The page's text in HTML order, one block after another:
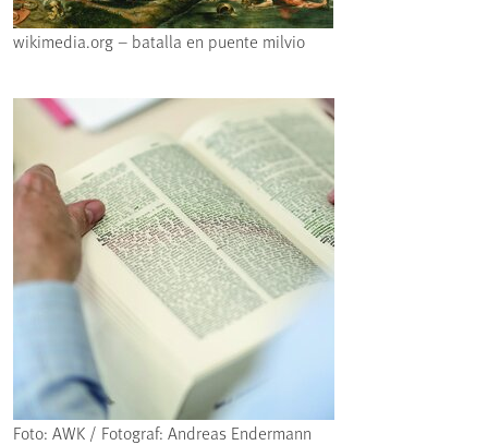
wikimedia.org – batalla en puente milvio
Foto: AWK / Fotograf: Andreas Endermann